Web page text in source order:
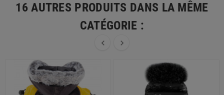
16 AUTRES PRODUITS DANS LA MÊME
CATÉGORIE :
 